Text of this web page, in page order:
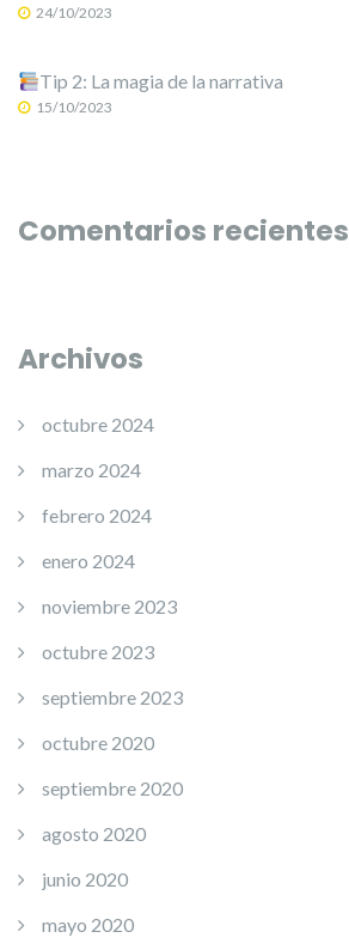
24/10/2023
Tip 2: La magia de la narrativa
15/10/2023
Comentarios recientes
Archivos
octubre 2024
marzo 2024
febrero 2024
enero 2024
noviembre 2023
octubre 2023
septiembre 2023
octubre 2020
septiembre 2020
agosto 2020
junio 2020
mayo 2020